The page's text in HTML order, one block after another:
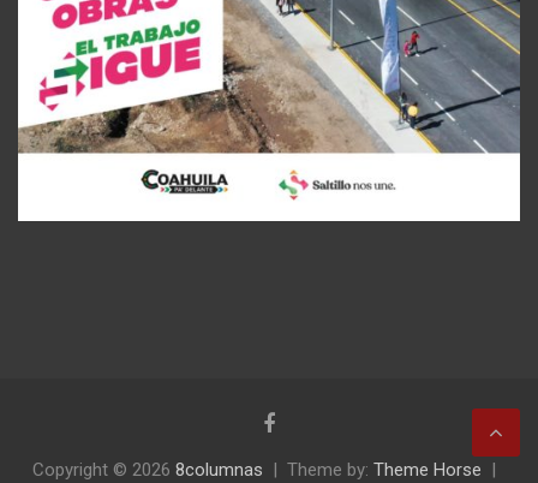
Copyright © 2026 8columnas Theme by: Theme Horse